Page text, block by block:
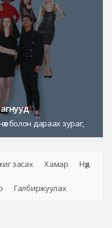
болон дараах зураг,
засах Хамар Нүд
Галбиржуулах